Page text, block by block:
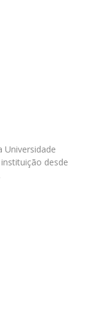
Universidade
desde